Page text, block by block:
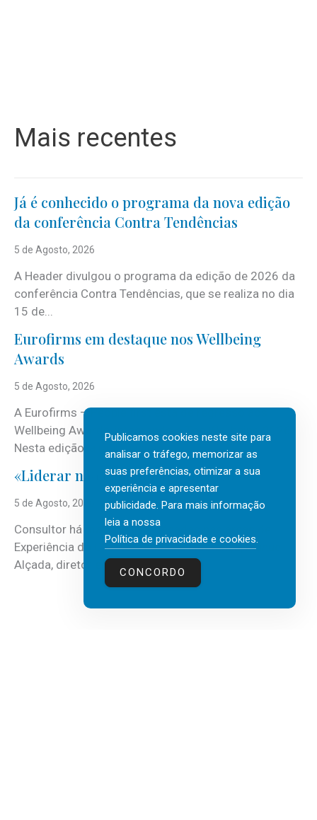
Mais recentes
Já é conhecido o programa da nova edição
da conferência Contra Tendências
5 de Agosto, 2026
A Header divulgou o programa da edição de 2026 da
conferência Contra Tendências, que se realiza no dia
15 de...
Eurofirms em destaque nos Wellbeing
Awards
5 de Agosto, 2026
A Eurofirms – People first está de regresso aos
Wellbeing Awards, integrando o Top Wellbeing 2026.
Nesta edição, a multinacional...
«Liderar não é um talento místico.»
5 de Agosto, 2026
Consultor há mais de três décadas nas áreas de
Experiência do Cliente, Vendas e Liderança, Manuel
Alçada, diretor executivo da...
Publicamos cookies neste site para
analisar o tráfego, memorizar as
suas preferências, otimizar a sua
experiência e apresentar
publicidade. Para mais informação
leia a nossa
Política de privacidade e cookies.
CONCORDO